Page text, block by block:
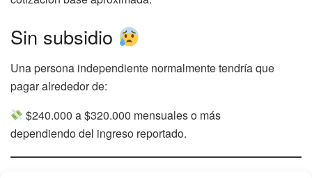
Sin subsidio
Una persona independiente normalmente tendría que
pagar alrededor de:
$240.000 a $320.000 mensuales o más
dependiendo del ingreso reportado.